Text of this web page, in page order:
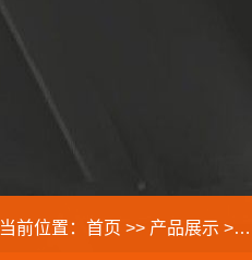
当前位置：首页 >> 产品展示 >>